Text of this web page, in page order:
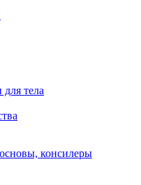
тела
консилеры